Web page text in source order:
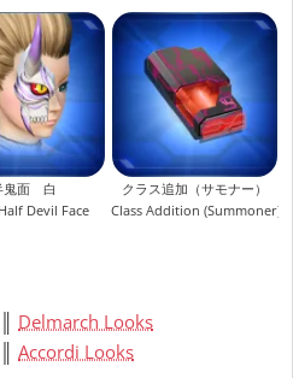
鬼面 白
Devil Face
クラス追加（サモナー）
Class Addition (Summoner)
Delmarch Looks
Accordi Looks